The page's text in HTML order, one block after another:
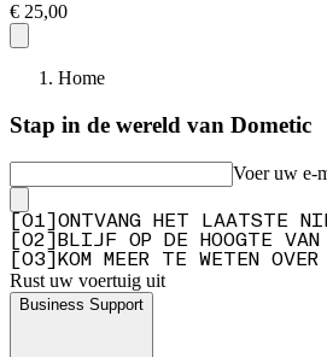
€ 25,00
Home
Stap in de wereld van Dometic
Voer uw e-
01
ONTVANG HET LAATSTE
02
BLIJF OP DE HOOGTE VAN
03 KOM MEER TE WETEN OVER
Rust uw voertuig uit
Business Support